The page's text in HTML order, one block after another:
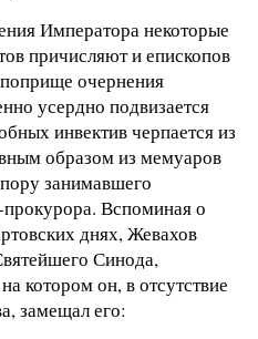
Императора некоторые
причисляют и епископов
очернения
усердно подвизается
инвектив черпается из
образом из мемуаров
занимавшего
Вспоминая о
днях, Жевахов
Синода,
котором он, в отсутствие
замещал его: